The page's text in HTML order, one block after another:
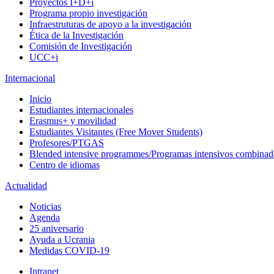
Proyectos I+D+i
Programa propio investigación
Infraestruturas de apoyo a la investigación
Ética de la Investigación
Comisión de Investigación
UCC+i
Internacional
Inicio
Estudiantes internacionales
Erasmus+ y movilidad
Estudiantes Visitantes (Free Mover Students)
Profesores/PTGAS
Blended intensive programmes/Programas intensivos
Centro de idiomas
Actualidad
Noticias
Agenda
25 aniversario
Ayuda a Ucrania
Medidas COVID-19
Intranet